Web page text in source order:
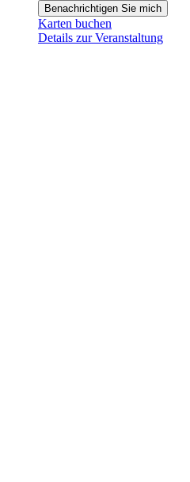
Benachrichtigen Sie mich
Karten buchen
Details zur Veranstaltung